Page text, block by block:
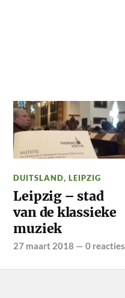
DUITSLAND,LEIPZIG
Leipzig – stad
van de klassieke
muziek
27 maart 2018 —0 reacties